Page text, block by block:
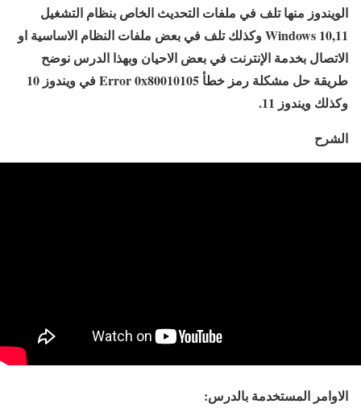
الويندوز منها تلف في ملفات التحديث الخاص بنظام التشغيل
Windows 10,11 وكذلك تلف في بعض ملفات النظام الاساسية او
الاتصال بخدمة الإنترنت في بعض الاحيان وبهذا الدرس نوضح
طريقة حل مشكلة رمز خطأ Error 0x80010105 في ويندوز 10
وكذلك ويندوز 11.
الشرح
الاوامر المستخدمة بالدرس: